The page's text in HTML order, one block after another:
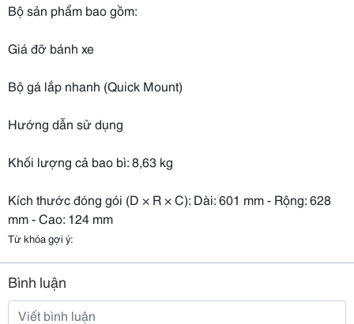
Bộ sản phẩm bao gồm:
Giá đỡ bánh xe
Bộ gá lắp nhanh (Quick Mount)
Hướng dẫn sử dụng
Khối lượng cả bao bì: 8,63 kg
Kích thước đóng gói (D × R × C): Dài: 601 mm - Rộng: 628
mm - Cao: 124 mm
Từ khóa gợi ý:
Bình luận